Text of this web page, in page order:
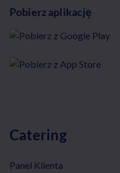
Pobierz aplikację
Catering
Panel Klienta